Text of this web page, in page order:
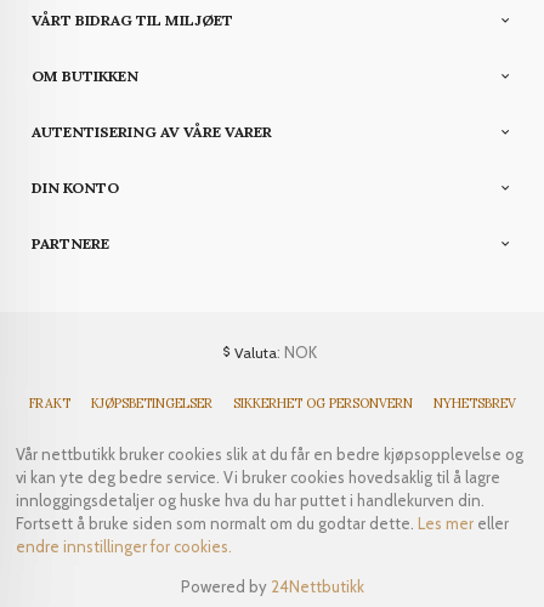
VÅRT BIDRAG TIL MILJØET
OM BUTIKKEN
AUTENTISERING AV VÅRE VARER
DIN KONTO
PARTNERE
Valuta: NOK
FRAKT KJØPSBETINGELSER SIKKERHET OG PERSONVERN NYHETSBREV
Vår nettbutikk bruker cookies slik at du får en bedre kjøpsopplevelse og
vi kan yte deg bedre service. Vi bruker cookies hovedsaklig til å lagre
innloggingsdetaljer og huske hva du har puttet i handlekurven din.
Fortsett å bruke siden som normalt om du godtar dette.Les mer eller
endre innstillinger for cookies.
Powered by 24Nettbutikk